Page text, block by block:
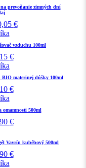
na prevoňanie zimných dní
€
vzduchu 100ml
€
BIO materinej dúšky 100ml
€
omamnosti 500ml
€
Vavrín kubébový 500ml
€